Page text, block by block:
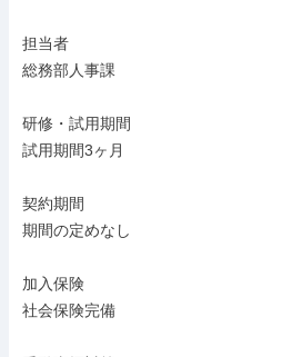
担当者
総務部人事課
研修・試用期間
試用期間3ヶ月
契約期間
期間の定めなし
加入保険
社会保険完備